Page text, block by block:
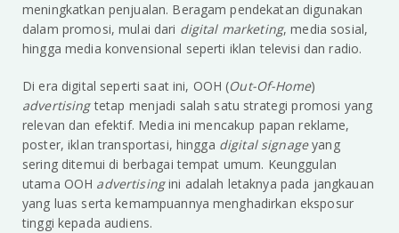
meningkatkan penjualan. Beragam pendekatan digunakan
dalam promosi, mulai dari digital marketing, media sosial,
hingga media konvensional seperti iklan televisi dan radio.
Di era digital seperti saat ini, OOH (Out-Of-Home)
advertisingtetap menjadi salah satu strategi promosi yang
relevan dan efektif. Media ini mencakup papan reklame,
poster, iklan transportasi, hingga digital signageyang
sering ditemui di berbagai tempat umum. Keunggulan
utama OOH advertisingini adalah letaknya pada jangkauan
yang luas serta kemampuannya menghadirkan eksposur
tinggi kepada audiens.